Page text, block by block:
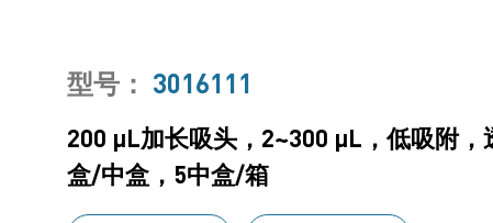
型号： 3016111
200 μL加长吸头，2~300 μL，低吸附
盒/中盒，5中盒/箱